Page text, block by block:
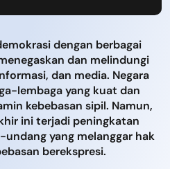
dengan berbagai
dan melindungi
dan media. Negara
lembaga yang kuat dan
kebebasan sipil. Namun,
ini terjadi peningkatan
yang melanggar hak
berekspresi.